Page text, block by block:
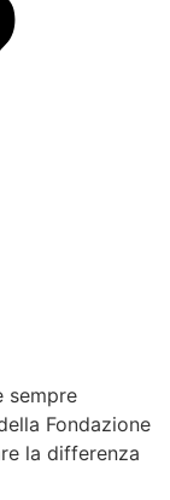
sempre
Fondazione
la differenza